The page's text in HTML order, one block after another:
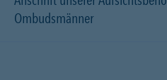
Ombudsmänner